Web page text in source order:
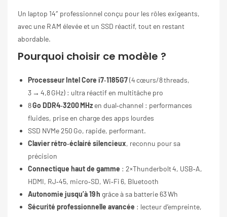
Un laptop 14″ professionnel conçu pour les rôles exigeants,
avec une RAM élevée et un SSD réactif, tout en restant
abordable.
Pourquoi choisir ce modèle ?
Processeur Intel Core i7‑1185G7(4 cœurs/8 threads,
3 → 4,8 GHz) : ultra réactif en multitâche pro
8Go DDR4‑3200 MHz en dual‑channel : performances
fluides, prise en charge des apps lourdes
SSD NVMe 250 Go, rapide, performant.
Clavier rétro‑éclairé silencieux, reconnu pour sa
précision
Connectique haut de gamme : 2×Thunderbolt 4, USB‑A,
HDMI, RJ‑45, micro‑SD, Wi‑Fi 6, Bluetooth
Autonomie jusqu’à 19 h grâce à sa batterie 63 Wh
Sécurité professionnelle avancée : lecteur d’empreinte,